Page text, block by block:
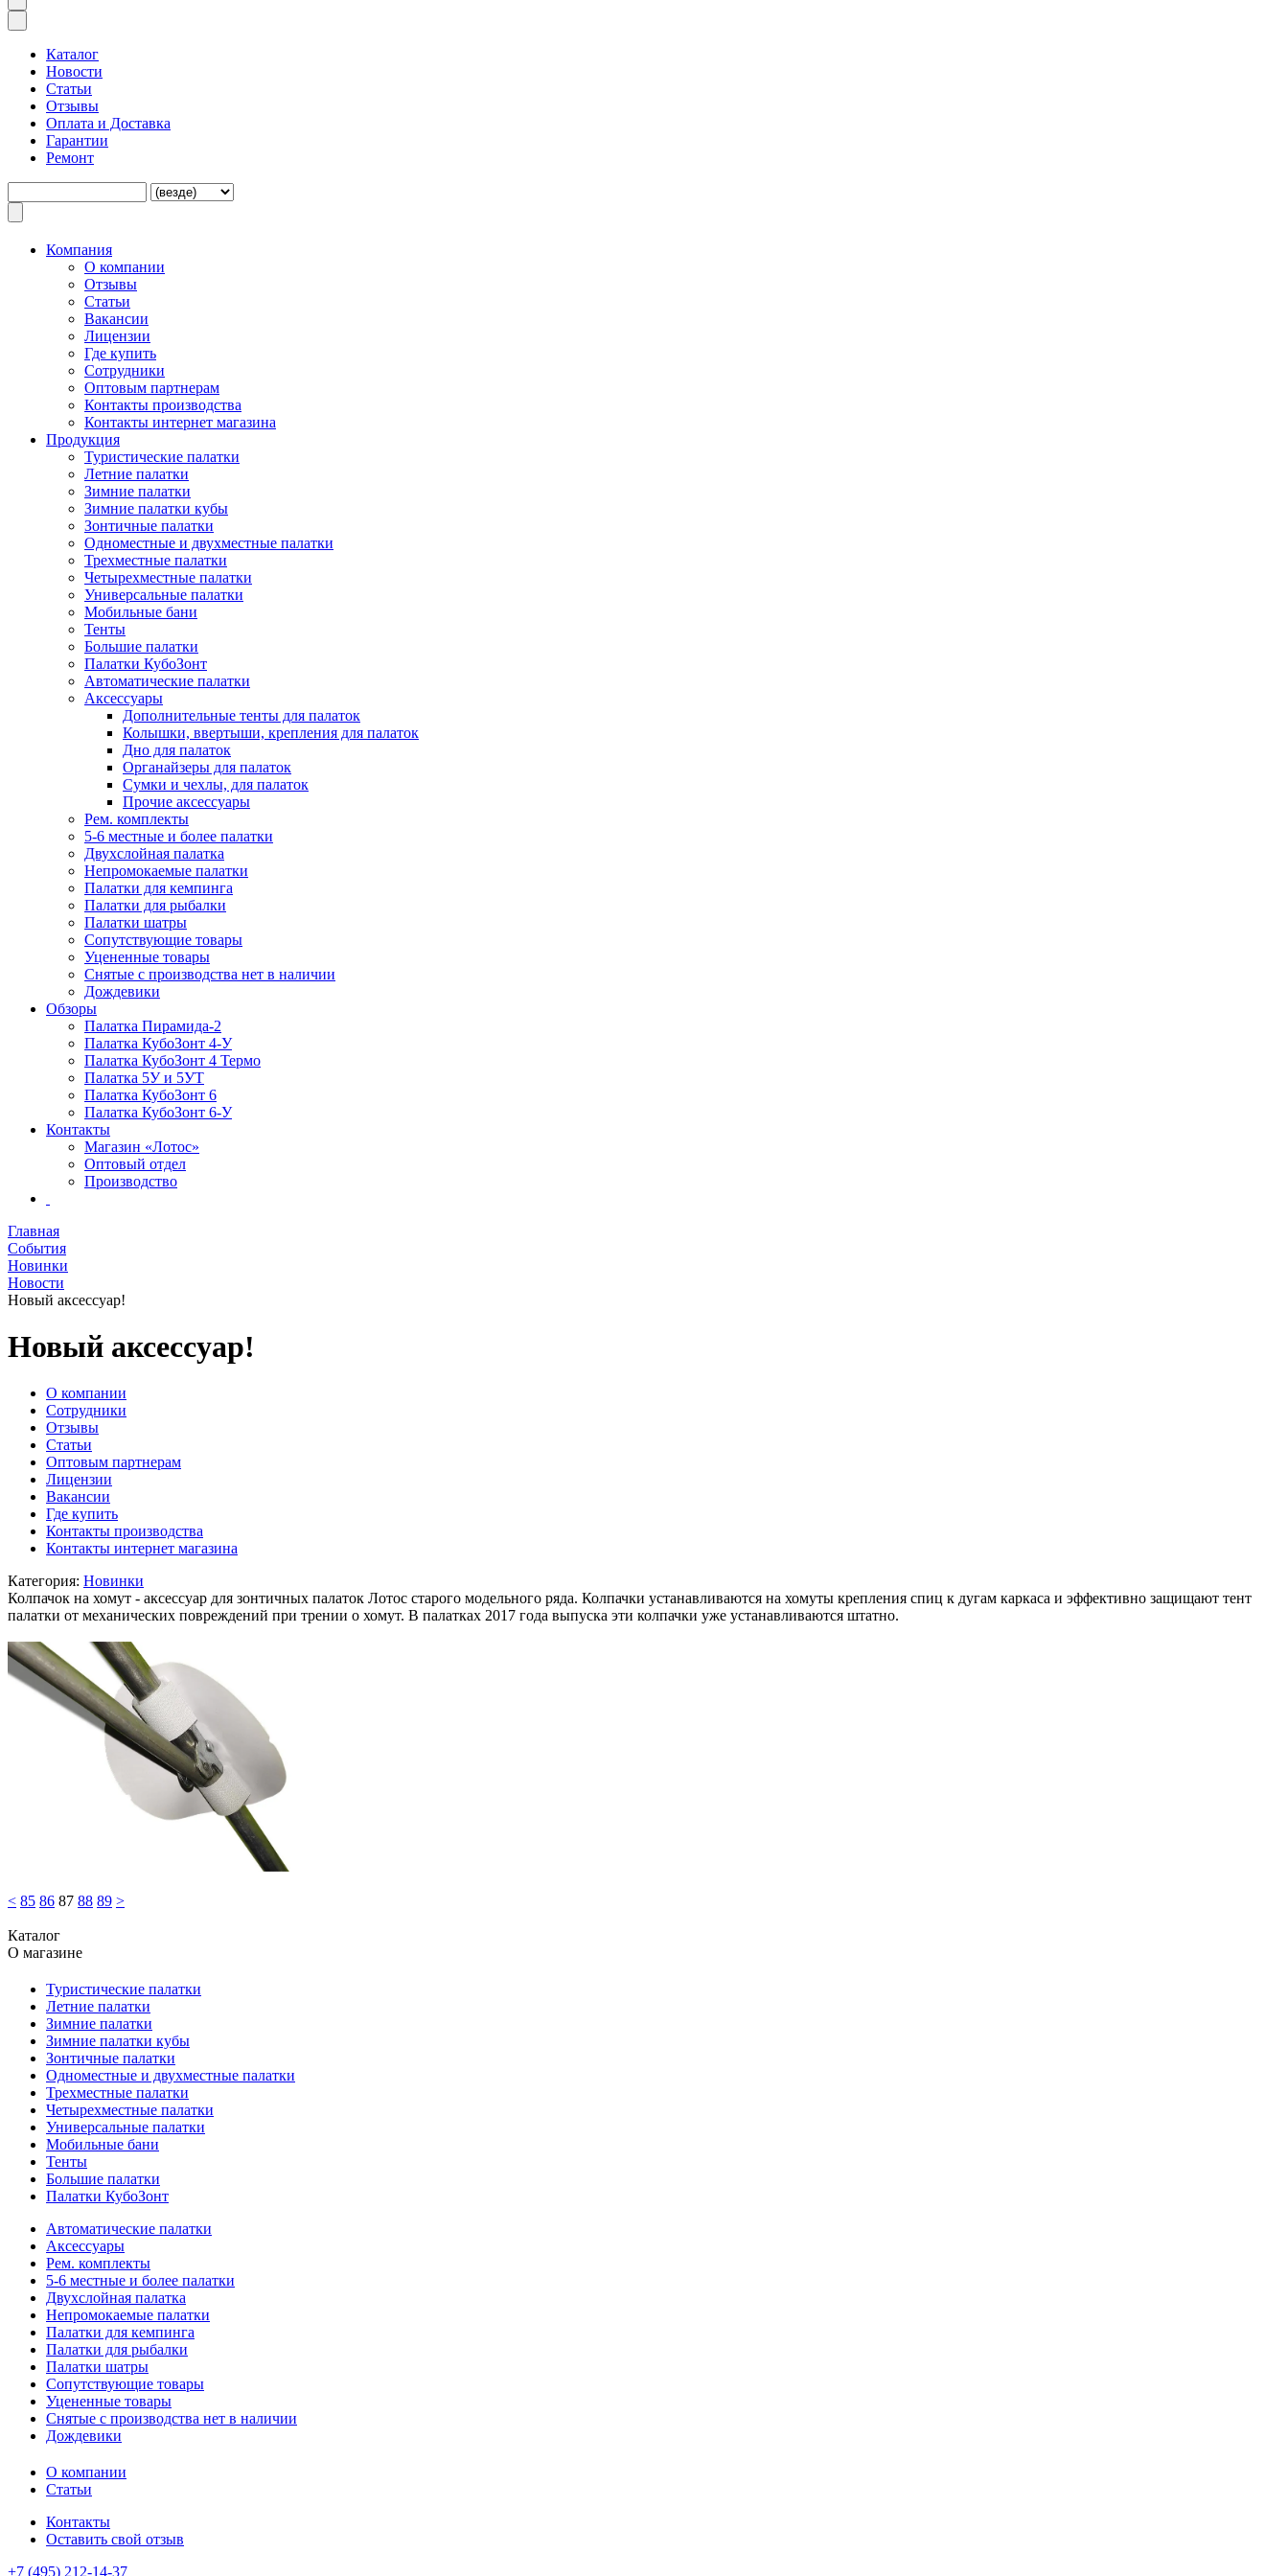
Каталог
Новости
Статьи
Отзывы
Оплата и Доставка
Гарантии
Ремонт
Компания
O компании
Отзывы
Статьи
Вакансии
Лицензии
Где купить
Сотрудники
Оптовым партнерам
Контакты производства
Контакты интернет магазина
Продукция
Туристические палатки
Летние палатки
Зимние палатки
Зимние палатки кубы
Зонтичные палатки
Одноместные и двухместные палатки
Трехместные палатки
Четырехместные палатки
Универсальные палатки
Мобильные бани
Тенты
Большие палатки
Палатки КубоЗонт
Автоматические палатки
Аксессуары
Дополнительные тенты для палаток
Колышки, ввертыши, крепления для палаток
Дно для палаток
Органайзеры для палаток
Сумки и чехлы, для палаток
Прочие аксессуары
Рем. комплекты
5-6 местные и более палатки
Двухслойная палатка
Непромокаемые палатки
Палатки для кемпинга
Палатки для рыбалки
Палатки шатры
Сопутствующие товары
Уцененные товары
Снятые с производства нет в наличии
Дождевики
Обзоры
Палатка Пирамида-2
Палатка КубоЗонт 4-У
Палатка КубоЗонт 4 Термо
Палатка 5У и 5УТ
Палатка КубоЗонт 6
Палатка КубоЗонт 6-У
Контакты
Магазин «Лотос»
Оптовый отдел
Производство
Главная
События
Новинки
Новости
Новый аксессуар!
Новый аксессуар!
O компании
Сотрудники
Отзывы
Статьи
Оптовым партнерам
Лицензии
Вакансии
Где купить
Контакты производства
Контакты интернет магазина
Категория: Новинки
Колпачок на хомут - аксессуар для зонтичных палаток Лотос старого модельного ряда. Колпачки устанавливаются на хомуты крепления спиц к дугам каркаса и эффективно защищают тент
палатки от механических повреждений при трении о хомут. В палатках 2017 года выпуска эти колпачки уже устанавливаются штатно.
< 85 86 87 88 89 >
Каталог
О магазине
Туристические палатки
Летние палатки
Зимние палатки
Зимние палатки кубы
Зонтичные палатки
Одноместные и двухместные палатки
Трехместные палатки
Четырехместные палатки
Универсальные палатки
Мобильные бани
Тенты
Большие палатки
Палатки КубоЗонт
Автоматические палатки
Аксессуары
Рем. комплекты
5-6 местные и более палатки
Двухслойная палатка
Непромокаемые палатки
Палатки для кемпинга
Палатки для рыбалки
Палатки шатры
Сопутствующие товары
Уцененные товары
Снятые с производства нет в наличии
Дождевики
О компании
Статьи
Контакты
Оставить свой отзыв
+7 (495) 212-14-37